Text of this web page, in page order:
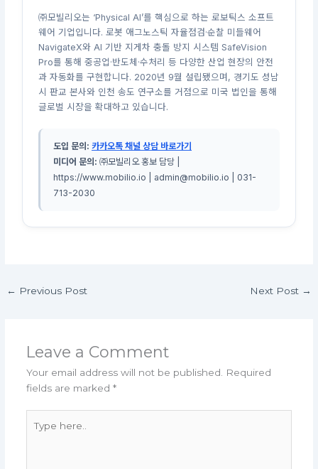
㈜모빌리오는 ‘Physical AI’를 핵심으로 하는 로보틱스 소프트
웨어 기업입니다. 로봇 애그노스틱 자율점검·순찰 미들웨어
NavigateX와 AI 기반 지게차 충돌 방지 시스템 SafeVision
Pro를 통해 중공업·반도체·수처리 등 다양한 산업 현장의 안전
과 자동화를 구현합니다. 2020년 9월 설립됐으며, 경기도 성남
시 판교 본사와 인천 송도 연구소를 거점으로 미국 법인을 통해
글로벌 시장을 확대하고 있습니다.
도입 문의: 카카오톡 채널 상담 바로가기
미디어 문의: ㈜모빌리오 홍보 담당 |
https://www.mobilio.io | admin@mobilio.io | 031-
713-2030
← Previous Post Next Post →
Leave a Comment
Your email address will not be published.
Required
fields are marked *
here..